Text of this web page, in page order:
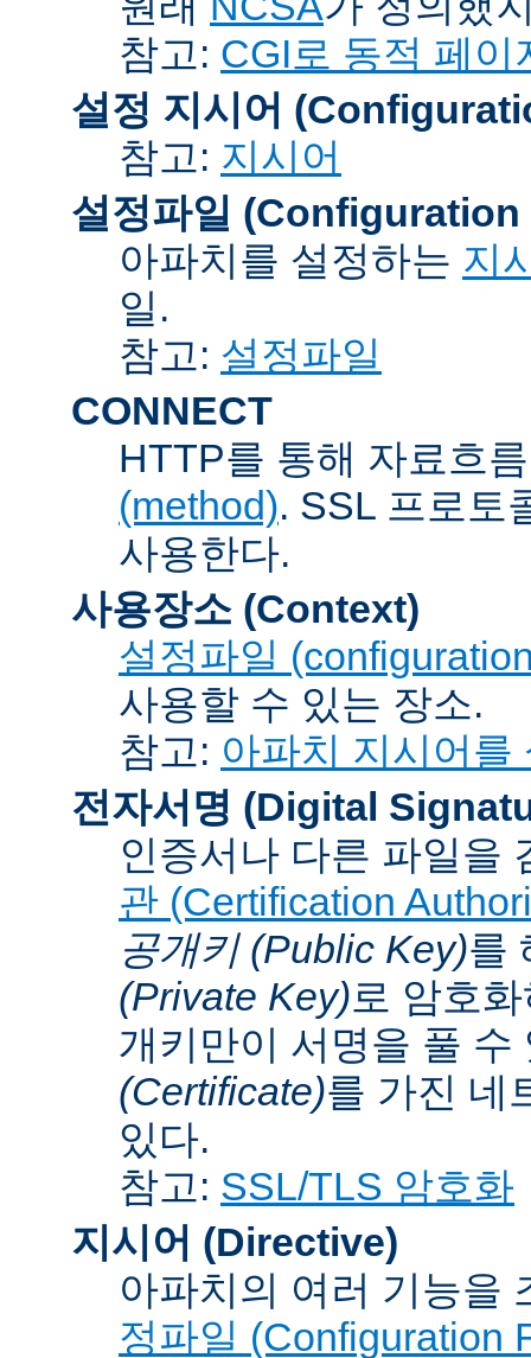
참고: CGI로 동적 페이
설정 지시어
참고: 지시어
설정파일 (Configuration
아파치를 설정하는 지
일.
참고: 설정파일
CONNECT
HTTP를 통해 자료흐
(method). SSL 프로토
사용한다.
사용장소 (Context)
설정파일
사용할 수 있는 장소.
참고: 아파치 지시어를
전자서명 (Digital
인증서나 다른 파일을
관 (Certification
공개키 (Public Key)를
(Private Key)로 암호
개키만이 서명을 풀
(Certificate)를 가진 네
있다.
참고: SSL/TLS 암호화
지시어 (Directive)
아파치의 여러 기능을
정파일 (Configuration